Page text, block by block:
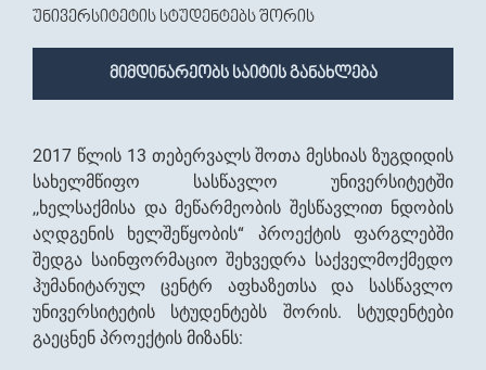
უნივერსიტეტის სტუდენტებს შორის
მიმდინარეობს საიტის განახლება
2017 წლის 13 თებერვალს შოთა მესხიას ზუგდიდის
სახელმწიფო სასწავლო უნივერსიტეტში
,,ხელსაქმისა და მეწარმეობის შესწავლით ნდობის
აღდგენის ხელშეწყობის“ პროექტის ფარგლებში
შედგა საინფორმაციო შეხვედრა საქველმოქმედო
ჰუმანიტარულ ცენტრ აფხაზეთსა და სასწავლო
უნივერსიტეტის სტუდენტებს შორის. სტუდენტები
გაეცნენ პროექტის მიზანს: